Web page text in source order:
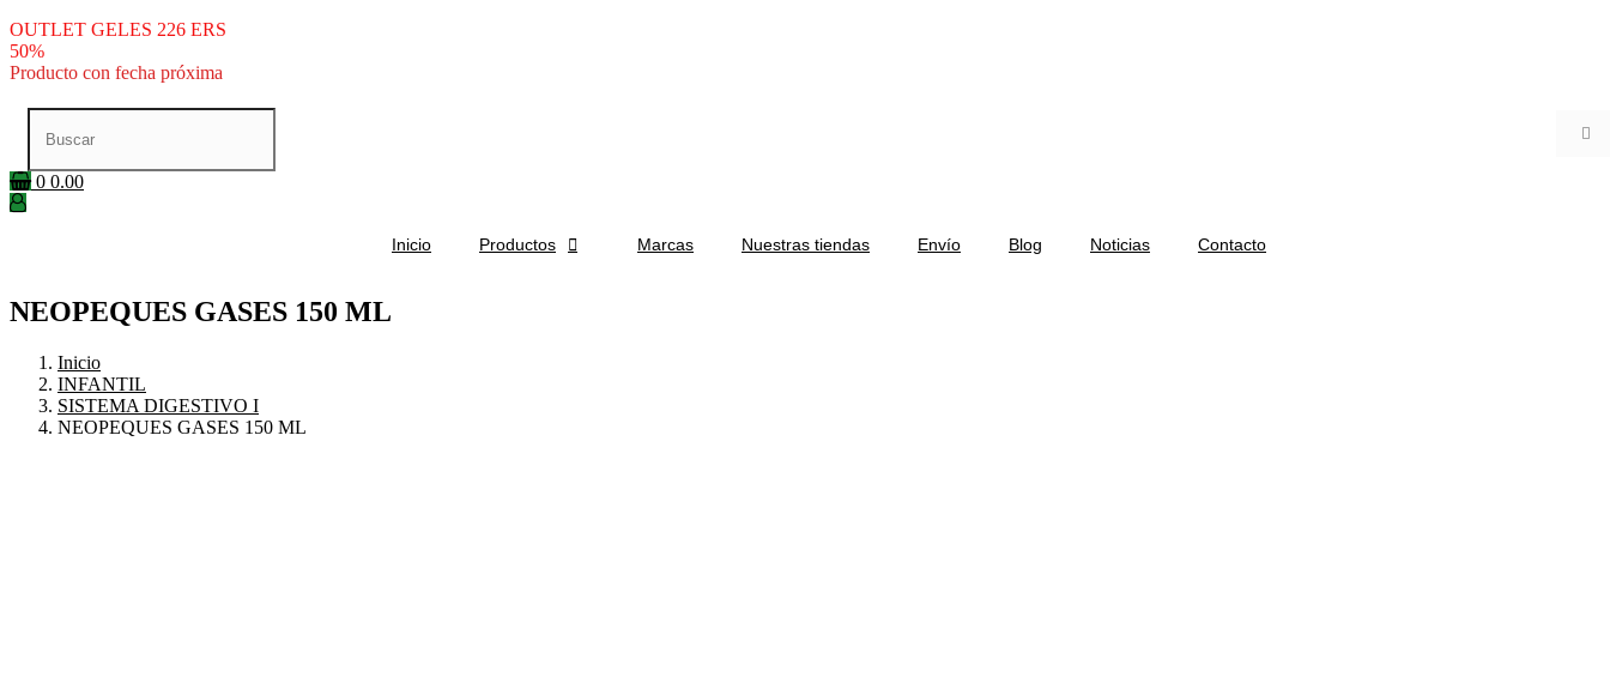
OUTLET GELES 226 ERS
50%
Producto con fecha próxima

0 0.00
Inicio Productos  Marcas Nuestras tiendas Envío Blog Noticias Contacto
NEOPEQUES GASES 150 ML
Inicio
INFANTIL
SISTEMA DIGESTIVO I
NEOPEQUES GASES 150 ML